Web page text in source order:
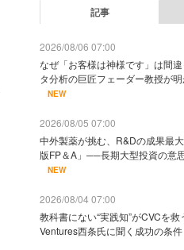
記事
2026/08/06 07:00
なぜ「お客様は神様です」は間
タ分析の巨匠フェーダー教授が
NEW
2026/08/05 07:00
中外製薬が挑む、R&Dの成果最
版FP＆A」──長期大型投資の意
NEW
2026/08/04 07:00
教科書にない“実践知”がCVCを
Ventures西条氏に聞く成功の条件